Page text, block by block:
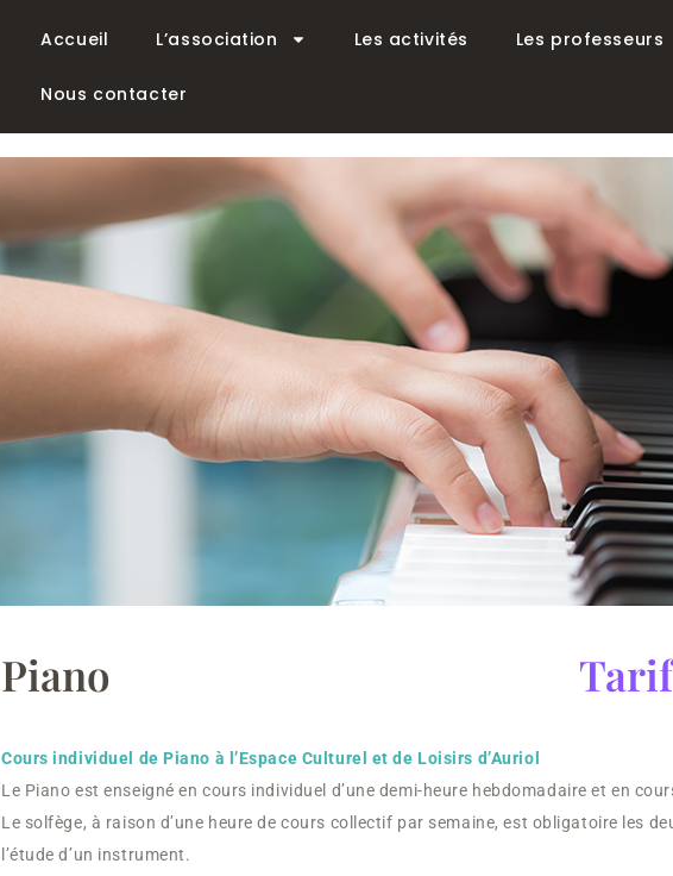
Accueil L’association Les activités Les professeurs
Nous contacter
Piano Tarif
Cours individuel de Piano à l’Espace Culturel et de Loisirs d’Auriol
Le Piano est enseigné en cours individuel d’une demi-heure hebdomadaire et en
Le solfège, à raison d’une heure de cours collectif par semaine, est obligatoire les
l’étude d’un instrument.